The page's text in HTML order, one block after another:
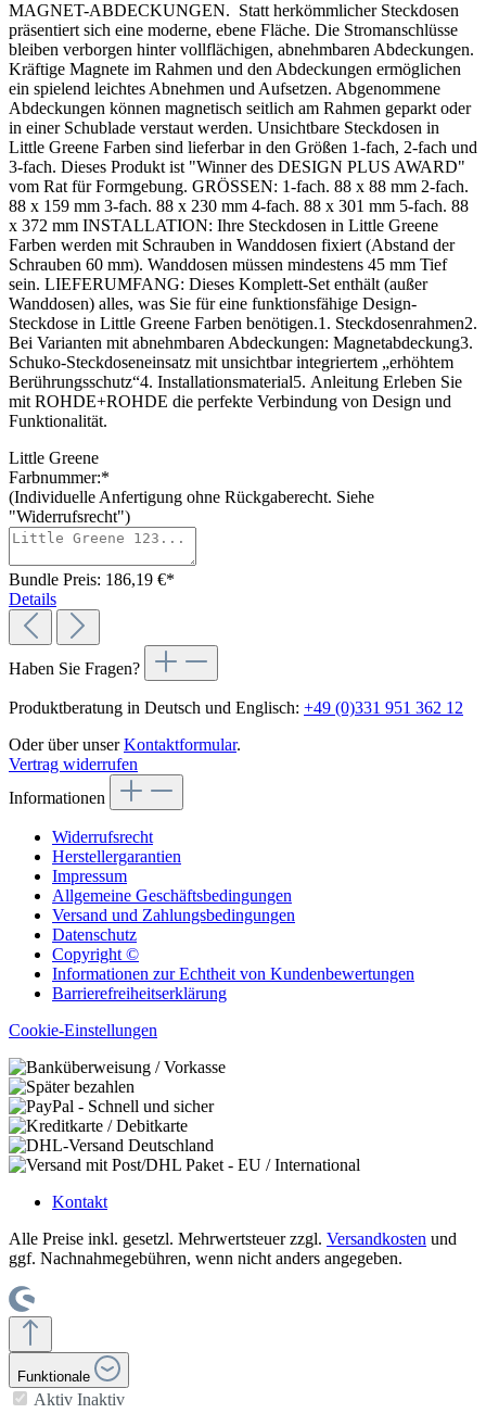
MAGNET-ABDECKUNGEN. Statt herkömmlicher Steckdosen
präsentiert sich eine moderne, ebene Fläche. Die Stromanschlüsse
bleiben verborgen hinter vollflächigen, abnehmbaren Abdeckungen.
Kräftige Magnete im Rahmen und den Abdeckungen ermöglichen
ein spielend leichtes Abnehmen und Aufsetzen. Abgenommene
Abdeckungen können magnetisch seitlich am Rahmen geparkt oder
in einer Schublade verstaut werden. Unsichtbare Steckdosen in
Little Greene Farben sind lieferbar in den Größen 1-fach, 2-fach und
3-fach. Dieses Produkt ist "Winner des DESIGN PLUS AWARD"
vom Rat für Formgebung. GRÖSSEN: 1-fach. 88 x 88 mm 2-fach.
88 x 159 mm 3-fach. 88 x 230 mm 4-fach. 88 x 301 mm 5-fach. 88
x 372 mm INSTALLATION: Ihre Steckdosen in Little Greene
Farben werden mit Schrauben in Wanddosen fixiert (Abstand der
Schrauben 60 mm). Wanddosen müssen mindestens 45 mm Tief
sein. LIEFERUMFANG: Dieses Komplett-Set enthält (außer
Wanddosen) alles, was Sie für eine funktionsfähige Design-
Steckdose in Little Greene Farben benötigen.1. Steckdosenrahmen2.
Bei Varianten mit abnehmbaren Abdeckungen: Magnetabdeckung3.
Schuko-Steckdoseneinsatz mit unsichtbar integriertem „erhöhtem
Berührungsschutz“4. Installationsmaterial5. Anleitung Erleben Sie
mit ROHDE+ROHDE die perfekte Verbindung von Design und
Funktionalität.
Little Greene
Farbnummer:*
(Individuelle Anfertigung ohne Rückgaberecht. Siehe
"Widerrufsrecht")
Bundle Preis: 186,19 €*
Details
Haben Sie Fragen?
Produktberatung in Deutsch und Englisch: +49 (0)331 951 362 12
Oder über unserKontaktformular.
Vertrag widerrufen
Informationen
Widerrufsrecht
Herstellergarantien
Impressum
Allgemeine Geschäftsbedingungen
Versand und Zahlungsbedingungen
Datenschutz
Copyright ©
Informationen zur Echtheit von Kundenbewertungen
Barrierefreiheitserklärung
Cookie-Einstellungen
Kontakt
Alle Preise inkl. gesetzl. Mehrwertsteuer zzgl. Versandkosten und
ggf. Nachnahmegebühren, wenn nicht anders angegeben.
Funktionale
Aktiv Inaktiv